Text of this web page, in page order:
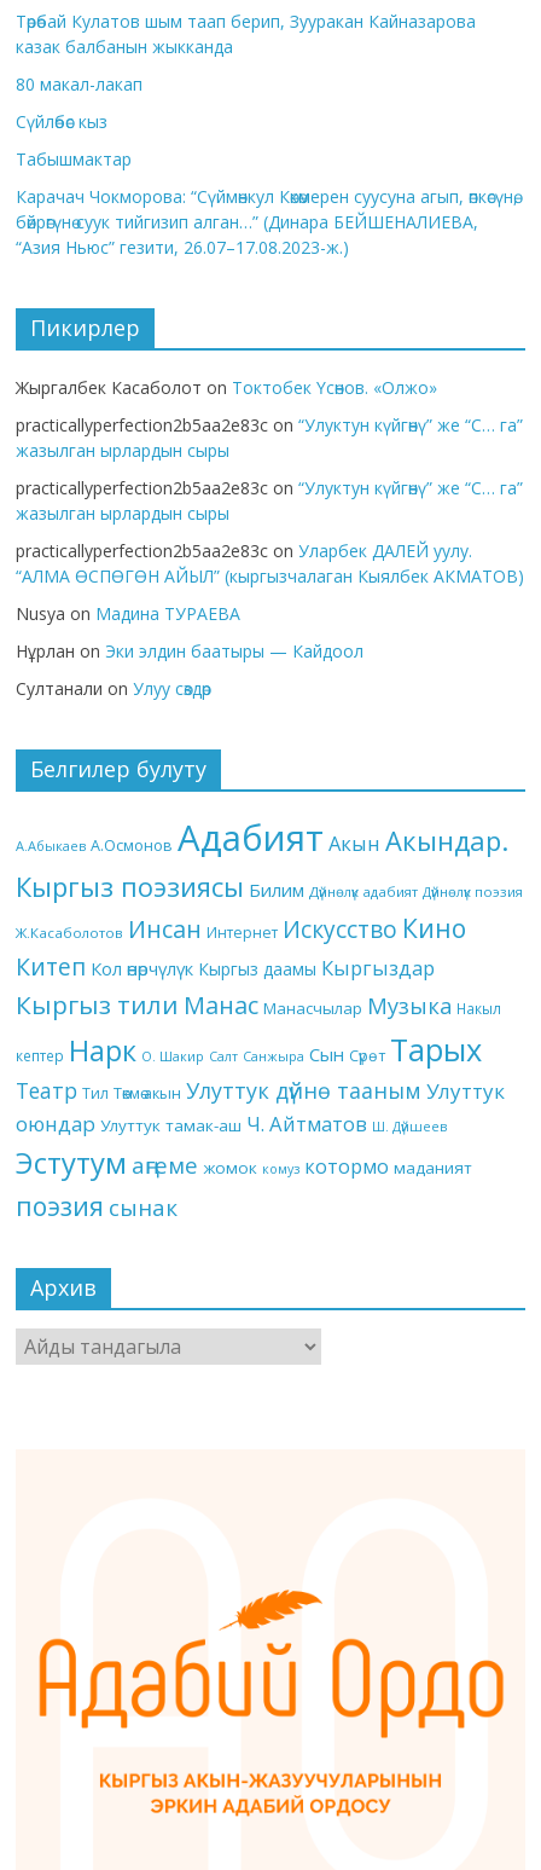
Төрөбай Кулатов шым таап берип, Зууракан Кайназарова
казак балбанын жыкканда
80 макал-лакап
Сүйлөбөс кыз
Табышмактар
Карачач Чокморова: “Сүймөнкул Көкөмерен суусуна агып, өпкөсүнө,
бөйрөгүнө суук тийгизип алган…” (Динара БЕЙШЕНАЛИЕВА,
“Азия Ньюс” гезити, 26.07–17.08.2023-ж.)
Пикирлер
Жыргалбек Касаболот on Токтобек Үсөнов. «Олжо»
practicallyperfection2b5aa2e83c on“Улуктун күйгөнү” же “С… га”
жазылган ырлардын сыры
practicallyperfection2b5aa2e83c on“Улуктун күйгөнү” же “С… га”
жазылган ырлардын сыры
practicallyperfection2b5aa2e83c onУларбек ДАЛЕЙ уулу.
“АЛМА ӨСПӨГӨН АЙЫЛ” (кыргызчалаган Кыялбек АКМАТОВ)
Nusya on Мадина ТУРАЕВА
Нұрлан on Эки элдин баатыры — Кайдоол
Султанали onУлуу сөздөр
Белгилер булуту
А.Абыкаев А.Осмонов Адабият Акын Акындар.
Кыргыз поэзиясы Билим Дүйнөлүк адабият Дүйнөлүк поэзия
Ж.Касаболотов Инсан Интернет Искусство Кино
Китеп Кол өнөрчүлүк Кыргыз даамы Кыргыздар
Кыргыз тили Манас Манасчылар Музыка Накыл
кептер Нарк О. Шакир Салт Санжыра Сын Сүрөт Тарых
Театр Тил Төкмө акын Улуттук дүйнө тааным Улуттук
оюндар Улуттук тамак-аш Ч. Айтматов Ш. Дүйшеев
Эстутум аңгеме жомок комуз котормо маданият
поэзия сынак
Архив
Архив